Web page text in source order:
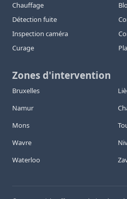
Chauffage
Détection fuite
Inspection caméra
Curage
Zones d'intervention
Bruxelles
Namur
Mons
Wavre
Waterloo